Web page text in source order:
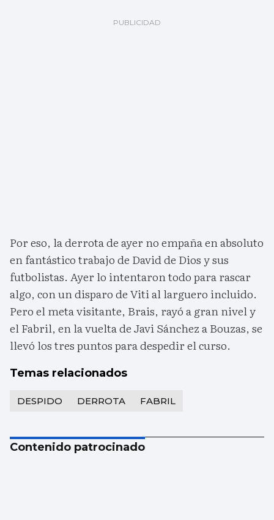
Por eso, la derrota de ayer no empaña en absoluto
en fantástico trabajo de David de Dios y sus
futbolistas. Ayer lo intentaron todo para rascar
algo, con un disparo de Viti al larguero incluido.
Pero el meta visitante, Brais, rayó a gran nivel y
el Fabril, en la vuelta de Javi Sánchez a Bouzas, se
llevó los tres puntos para despedir el curso.
Temas relacionados
DESPIDO DERROTA FABRIL
Contenido patrocinado